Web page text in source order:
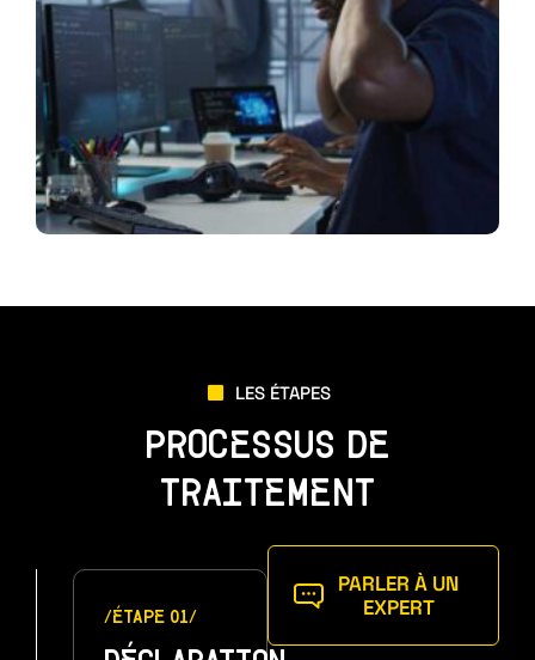
LES ÉTAPES
PROCESSUS DE
TRAITEMENT
PARLER À UN
EXPERT
/ÉTAPE 01/